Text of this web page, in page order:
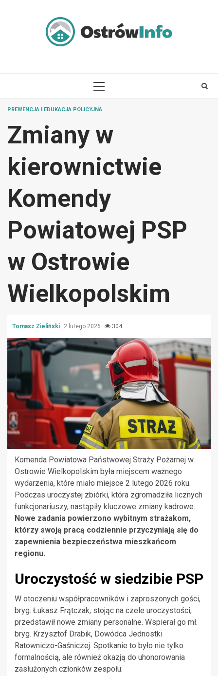
PRIMARY
PREWENCJA I EDUKACJA POLICYJNA
Zmiany w
kierownictwie
Komendy
Powiatowej PSP
w Ostrowie
Wielkopolskim
Tomasz Zieliński 2 lutego 2026 304
Komenda Powiatowa Państwowej Straży Pożarnej w
Ostrowie Wielkopolskim była miejscem ważnego
wydarzenia, które miało miejsce 2 lutego 2026 roku.
Podczas uroczystej zbiórki, która zgromadziła licznych
funkcjonariuszy, nastąpiły kluczowe zmiany kadrowe.
Nowe zadania powierzono wybitnym strażakom,
którzy swoją pracą codziennie przyczyniają się do
zapewnienia bezpieczeństwa mieszkańcom
regionu.
Uroczystość w siedzibie PSP
W otoczeniu współpracowników i zaproszonych gości,
bryg. Łukasz Frątczak, stojąc na czele uroczystości,
przedstawił nowe zmiany personalne. Wspierał go mł.
bryg. Krzysztof Drabik, Dowódca Jednostki
Ratowniczo-Gaśniczej. Spotkanie to było nie tylko
formalnością, ale również okazją do uhonorowania
zasłużonych członków zespołu.